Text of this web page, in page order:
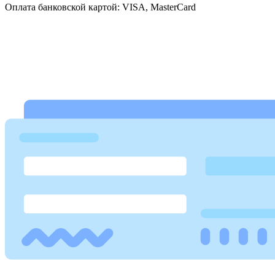
Оплата банковской картой: VISA, MasterCard